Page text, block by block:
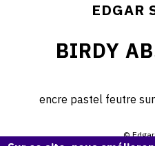
EDGAR
BIRDY
encre pastel feutre
©